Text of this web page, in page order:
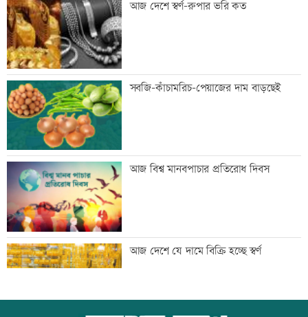
হৃদয় ঝড়ে এলপিএলের ফাইনালে জাফনা
বিশ্বজুড়ে হঠাৎ বন্ধ হাজারো হোয়াটসঅ্যাপ
অ্যাকাউন্ট
সাবেক এমপি আখতারুজ্জামান গ্রেফতার
আজ দেশে স্বর্ণ-রুপার ভরি কত
সবজি-কাঁচামরিচ-পেয়াজের দাম বাড়ছেই
আজ বিশ্ব মানবপাচার প্রতিরোধ দিবস
আজ দেশে যে দামে বিক্রি হচ্ছে স্বর্ণ